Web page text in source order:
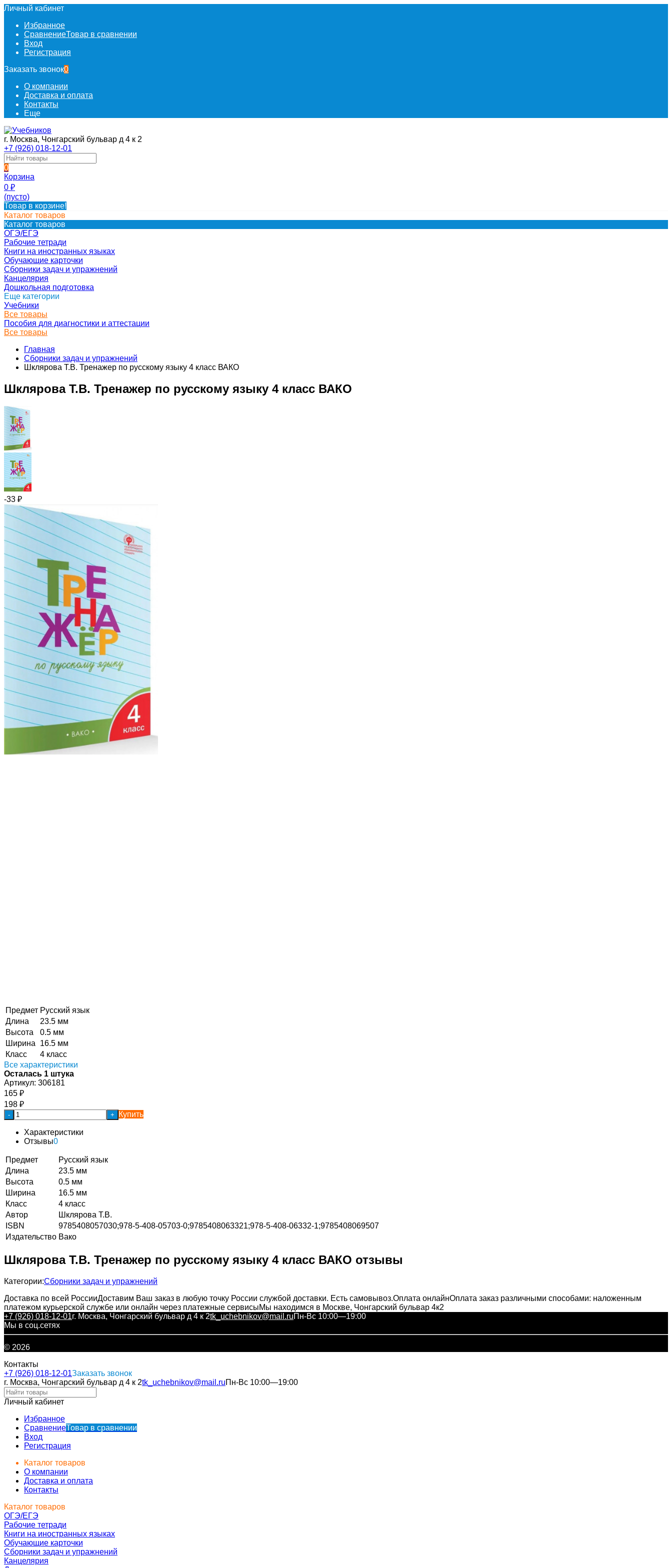
Личный кабинет
Избранное
СравнениеТовар в сравнении
Вход
Регистрация
Заказать звонок0
О компании
Доставка и оплата
Контакты
Еще
г. Москва, Чонгарский бульвар д 4 к 2
+7 (926) 018-12-01
0
Корзина
0 ₽
(пусто)
Товар в корзине!
Каталог товаров
Каталог товаров
ОГЭ/ЕГЭ
Рабочие тетради
Книги на иностранных языках
Обучающие карточки
Сборники задач и упражнений
Канцелярия
Дошкольная подготовка
Еще категории
Учебники
Все товары
Пособия для диагностики и аттестации
Все товары
Главная
Сборники задач и упражнений
Шклярова Т.В. Тренажер по русскому языку 4 класс ВАКО
Шклярова Т.В. Тренажер по русскому языку 4 класс ВАКО
-33 ₽
Предмет Русский язык
Длина
23.5 мм
Высота
0.5 мм
Ширина
16.5 мм
Класс
4 класс
Все характеристики
Осталась 1 штука
Артикул: 306181
165 ₽
198 ₽
- + Купить
Характеристики
Отзывы0
Предмет
Русский язык
Длина
23.5 мм
Высота
0.5 мм
Ширина
16.5 мм
Класс
4 класс
Автор
Шклярова Т.В.
ISBN
9785408057030;978-5-408-05703-0;9785408063321;978-5-408-06332-1;9785408069507
Издательство Вако
Шклярова Т.В. Тренажер по русскому языку 4 класс ВАКО отзывы
Категории:Сборники задач и упражнений
Доставка по всей РоссииДоставим Ваш заказ в любую точку России службой доставки. Есть самовывоз.Оплата онлайнОплата заказ различными способами: наложенным
платежом курьерской службе или онлайн через платежные сервисыМы находимся в Москве, Чонгарский бульвар 4к2
+7 (926) 018-12-01г. Москва, Чонгарский бульвар д 4 к 2tk_uchebnikov@mail.ruПн-Вс 10:00—19:00
Мы в соц.сетях
© 2026
Контакты
+7 (926) 018-12-01Заказать звонок
г. Москва, Чонгарский бульвар д 4 к 2tk_uchebnikov@mail.ruПн-Вс 10:00—19:00
Личный кабинет
Избранное
СравнениеТовар в сравнении
Вход
Регистрация
Каталог товаров
О компании
Доставка и оплата
Контакты
Каталог товаров
ОГЭ/ЕГЭ
Рабочие тетради
Книги на иностранных языках
Обучающие карточки
Сборники задач и упражнений
Канцелярия